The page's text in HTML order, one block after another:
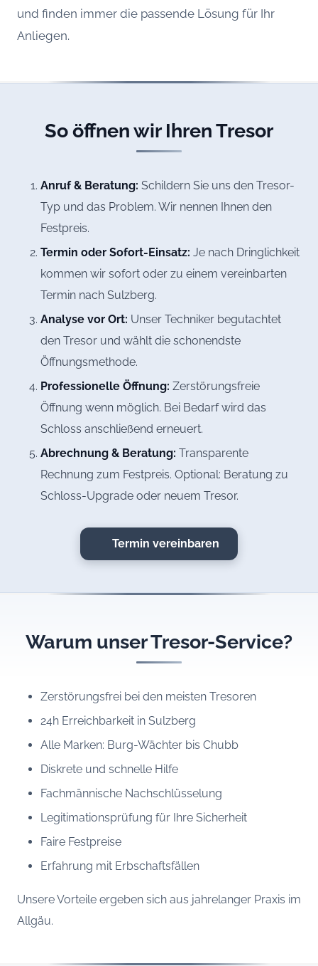
und finden immer die passende Lösung für Ihr
Anliegen.
So öffnen wir Ihren Tresor
Anruf & Beratung: Schildern Sie uns den Tresor-
Typ und das Problem. Wir nennen Ihnen den
Festpreis.
Termin oder Sofort-Einsatz: Je nach Dringlichkeit
kommen wir sofort oder zu einem vereinbarten
Termin nach Sulzberg.
Analyse vor Ort: Unser Techniker begutachtet
den Tresor und wählt die schonendste
Öffnungsmethode.
Professionelle Öffnung: Zerstörungsfreie
Öffnung wenn möglich. Bei Bedarf wird das
Schloss anschließend erneuert.
Abrechnung & Beratung: Transparente
Rechnung zum Festpreis. Optional: Beratung zu
Schloss-Upgrade oder neuem Tresor.
Termin vereinbaren
Warum unser Tresor-Service?
Zerstörungsfrei bei den meisten Tresoren
24h Erreichbarkeit in Sulzberg
Alle Marken: Burg-Wächter bis Chubb
Diskrete und schnelle Hilfe
Fachmännische Nachschlüsselung
Legitimationsprüfung für Ihre Sicherheit
Faire Festpreise
Erfahrung mit Erbschaftsfällen
Unsere Vorteile ergeben sich aus jahrelanger Praxis im
Allgäu.